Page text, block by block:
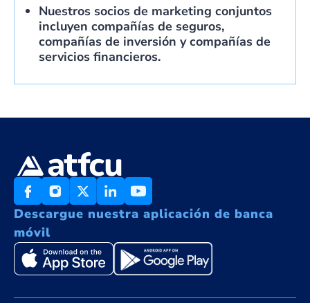
Nuestros socios de marketing conjuntos
incluyen compañías de seguros,
compañías de inversión y compañías de
servicios financieros.
Descargue nuestra aplicación de banca
móvil